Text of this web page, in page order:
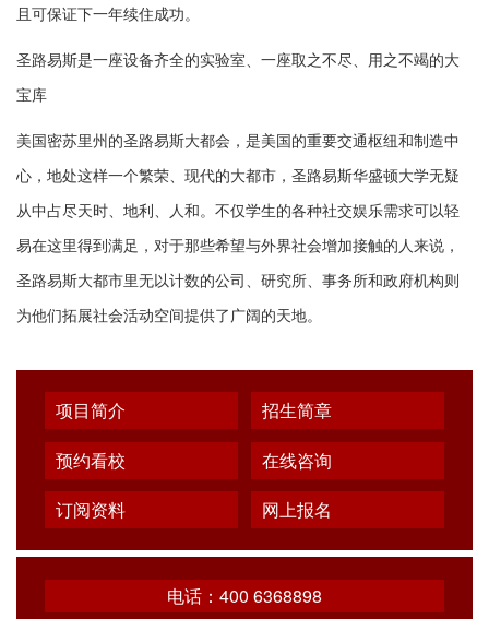
且可保证下一年续住成功。
圣路易斯是一座设备齐全的实验室、一座取之不尽、用之不竭的大
宝库
美国密苏里州的圣路易斯大都会，是美国的重要交通枢纽和制造中
心，地处这样一个繁荣、现代的大都市，圣路易斯华盛顿大学无疑
从中占尽天时、地利、人和。不仅学生的各种社交娱乐需求可以轻
易在这里得到满足，对于那些希望与外界社会增加接触的人来说，
圣路易斯大都市里无以计数的公司、研究所、事务所和政府机构则
为他们拓展社会活动空间提供了广阔的天地。
项目简介
招生简章
预约看校
在线咨询
订阅资料
网上报名
电话：400 6368898